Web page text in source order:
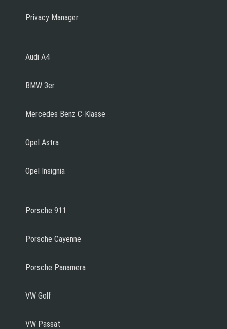
Privacy Manager
Audi A4
BMW 3er
Mercedes Benz C-Klasse
Opel Astra
Opel Insignia
Porsche 911
Porsche Cayenne
Porsche Panamera
VW Golf
VW Passat